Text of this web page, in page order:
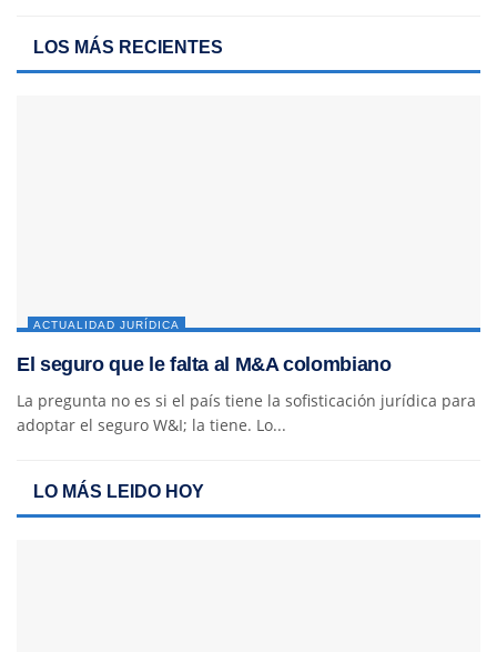
LOS MÁS RECIENTES
ACTUALIDAD JURÍDICA
El seguro que le falta al M&A colombiano
La pregunta no es si el país tiene la sofisticación jurídica para
adoptar el seguro W&I; la tiene. Lo...
LO MÁS LEIDO HOY